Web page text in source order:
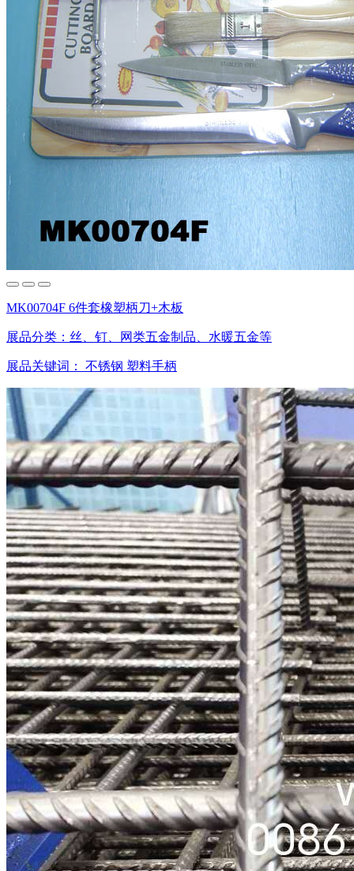
MK00704F 6件套橡塑柄刀+木板
展品分类： 丝、钉、网类五金制品、水暖五金等
展品关键词： 不锈钢 塑料手柄